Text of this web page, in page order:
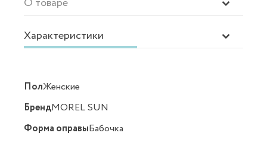
Характеристики
ПолЖенские
БрендMOREL SUN
Форма оправыБабочка